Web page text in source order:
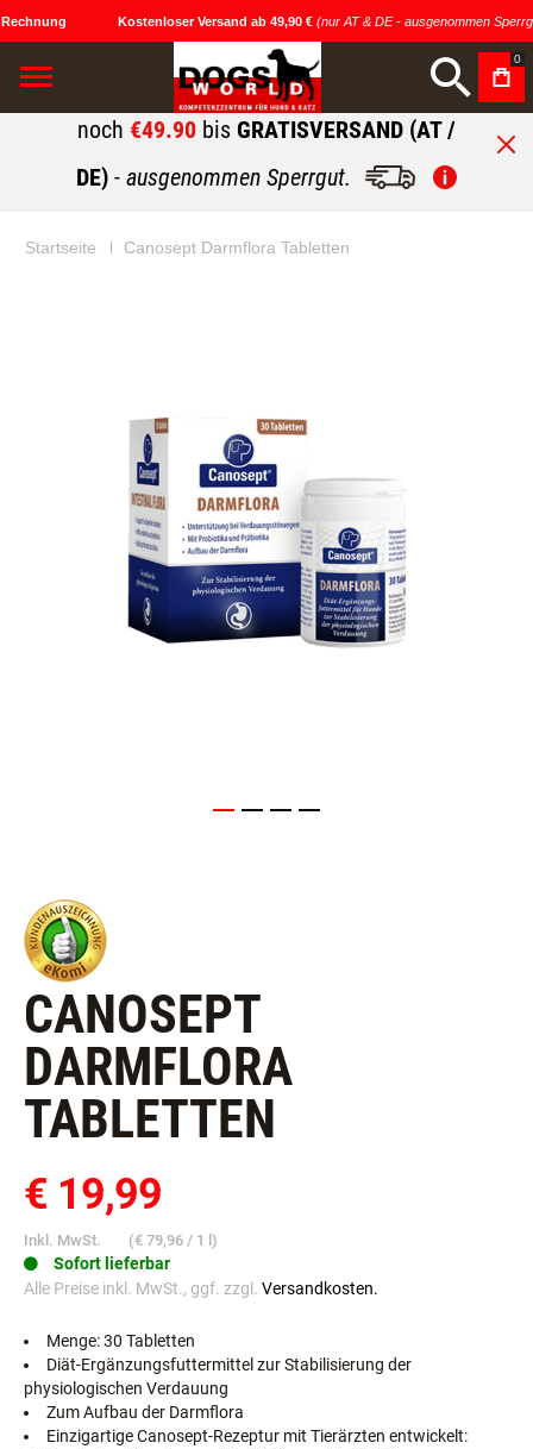
Kostenloser Versand ab 49,90 €(nur AT & DE - ausgenommen
0
noch €49.90 bis GRATISVERSAND (AT /
DE) - ausgenommen Sperrgut.
Startseite Canosept Darmflora Tabletten
CANOSEPT
DARMFLORA
TABLETTEN
€ 19,99
Inkl. MwSt. (€ 79,96 / 1 l)
Sofort lieferbar
Alle Preise inkl. MwSt., ggf. zzgl. Versandkosten.
Menge: 30 Tabletten
Diät-Ergänzungsfuttermittel zur Stabilisierung der
physiologischen Verdauung
Zum Aufbau der Darmflora
Einzigartige Canosept-Rezeptur mit Tierärzten entwickelt: